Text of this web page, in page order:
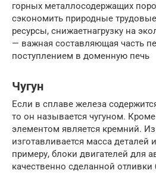
горных металлосодержащих
сэкономить природные
ресурсы, снижаетнагрузку на
— важная составляющая часть
поступлением в доменную печь
Чугун
Если в сплаве железа
то он называется чугуном.
элементом является кремний. Из
изготавливается масса деталей
примеру, блоки двигателей для
качественно сделанной отливки